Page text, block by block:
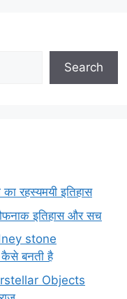
Search
रहस्यमयी इतिहास
इतिहास और सच
stone
बनती है
Objects